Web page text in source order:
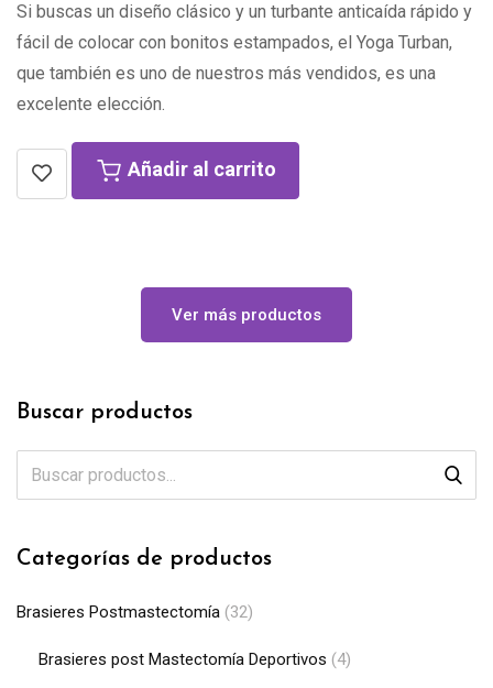
Si buscas un diseño clásico y un turbante anticaída rápido y
fácil de colocar con bonitos estampados, el Yoga Turban,
que también es uno de nuestros más vendidos, es una
excelente elección.
Añadir al carrito
Ver más productos
Buscar productos
Categorías de productos
Brasieres Postmastectomía (32)
Brasieres post Mastectomía Deportivos (4)